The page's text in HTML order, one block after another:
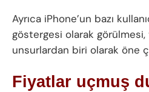
Ayrıca iPhone’un bazı
göstergesi olarak görülmesi,
unsurlardan biri olarak öne
Fiyatlar uçmuş